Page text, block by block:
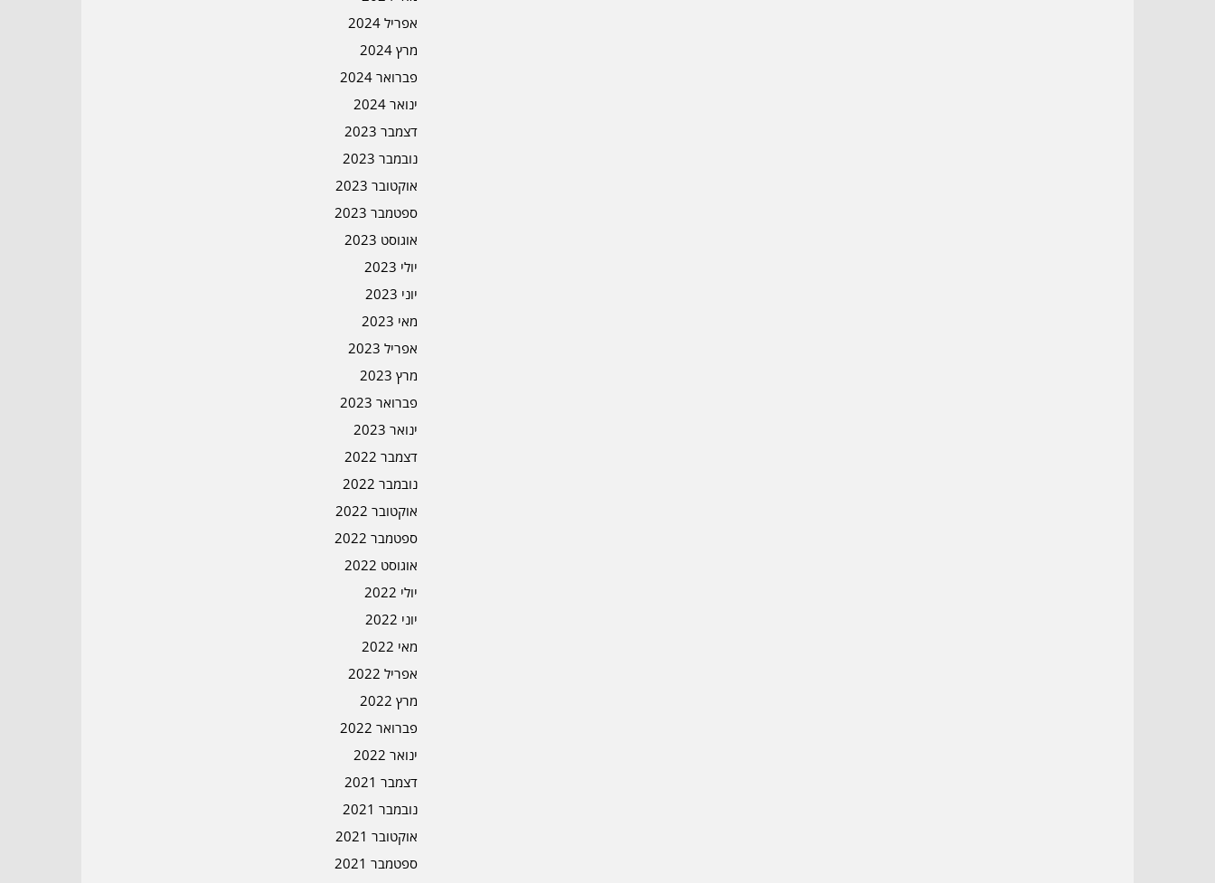
אפריל 2024
מרץ 2024
פברואר 2024
ינואר 2024
דצמבר 2023
נובמבר 2023
אוקטובר 2023
ספטמבר 2023
אוגוסט 2023
יולי 2023
יוני 2023
מאי 2023
אפריל 2023
מרץ 2023
פברואר 2023
ינואר 2023
דצמבר 2022
נובמבר 2022
אוקטובר 2022
ספטמבר 2022
אוגוסט 2022
יולי 2022
יוני 2022
מאי 2022
אפריל 2022
מרץ 2022
פברואר 2022
ינואר 2022
דצמבר 2021
נובמבר 2021
אוקטובר 2021
ספטמבר 2021